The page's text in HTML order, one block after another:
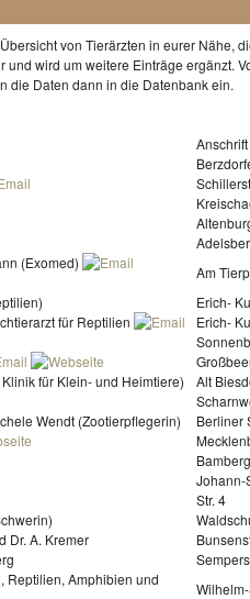
von Tierärzten in eurer Nähe,
und wird um weitere Einträge ergänzt.
die Daten dann in die Datenbank ein.
Anschrift
(Exomed)
Am
Erich-
für Reptilien
Erich-
für Klein- und Heimtiere)
Alt
Wendt (Zootierpflegerin)
Berliner
Johann-
Str. 4
Dr. A. Kremer
Reptilien, Amphibien und